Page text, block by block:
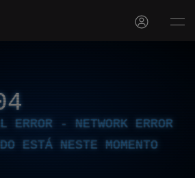
ERROR - NETWORK ERROR
ESTÁ NESTE MOMENTO